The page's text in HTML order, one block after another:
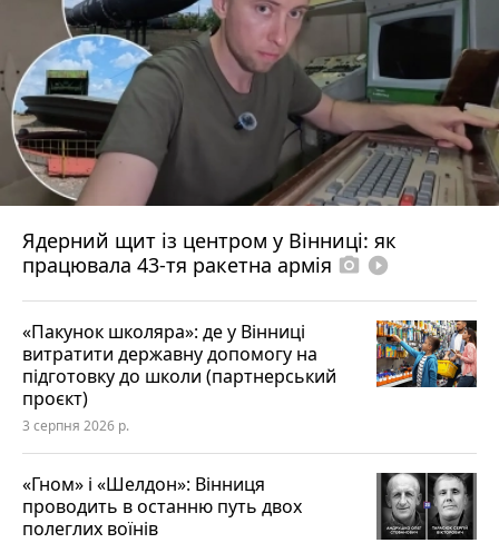
Ядерний щит із центром у Вінниці: як
працювала 43-тя ракетна армія photo_camera play_circle_filled
«Пакунок школяра»: де у Вінниці
витратити державну допомогу на
підготовку до школи (партнерський
проєкт)
3 серпня 2026 р.
«Гном» і «Шелдон»: Вінниця
проводить в останню путь двох
полеглих воїнів